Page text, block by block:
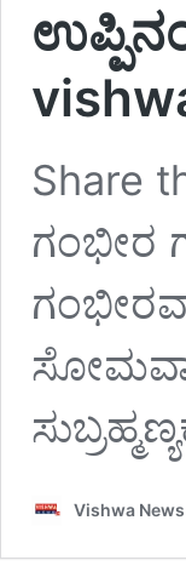
Share
ಗಂಭೀರ
Vishwa